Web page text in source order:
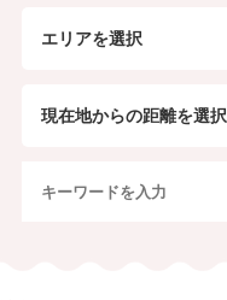
エリアを選択
現在地からの距離を選択